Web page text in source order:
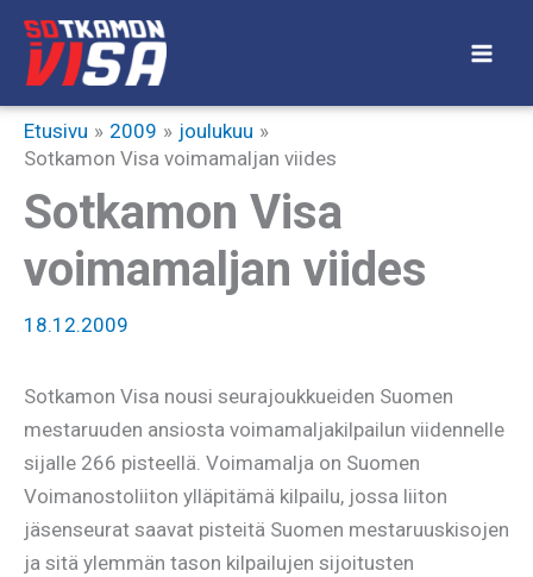
Siirry
sisältöön
Etusivu 2009
joulukuu
Sotkamon Visa voimamaljan viides
Sotkamon Visa
voimamaljan viides
18.12.2009
Sotkamon Visa nousi seurajoukkueiden Suomen
mestaruuden ansiosta voimamaljakilpailun viidennelle
sijalle 266 pisteellä. Voimamalja on Suomen
Voimanostoliiton ylläpitämä kilpailu, jossa liiton
jäsenseurat saavat pisteitä Suomen mestaruuskisojen
ja sitä ylemmän tason kilpailujen sijoitusten